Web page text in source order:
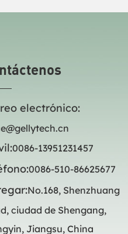
electrónico:
0086-13951231457
0086-510-86625677
No.168, Shenzhuang
ciudad de Shengang,
Jiangsu, China